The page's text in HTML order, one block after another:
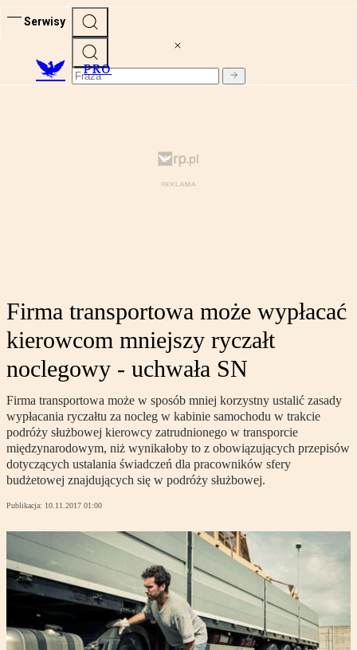
Serwisy
PRO
Firma transportowa może wypłacać
kierowcom mniejszy ryczałt
noclegowy - uchwała SN
Firma transportowa może w sposób mniej korzystny ustalić zasady
wypłacania ryczałtu za nocleg w kabinie samochodu w trakcie
podróży służbowej kierowcy zatrudnionego w transporcie
międzynarodowym, niż wynikałoby to z obowiązujących przepisów
dotyczących ustalania świadczeń dla pracowników sfery
budżetowej znajdujących się w podróży służbowej.
Publikacja: 10.11.2017 01:00